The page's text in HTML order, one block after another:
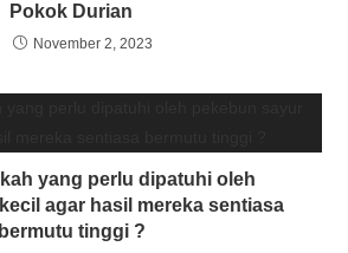
Pokok Durian
November 2, 2023
yang perlu dipatuhi oleh
agar hasil mereka sentiasa
bermutu tinggi ?